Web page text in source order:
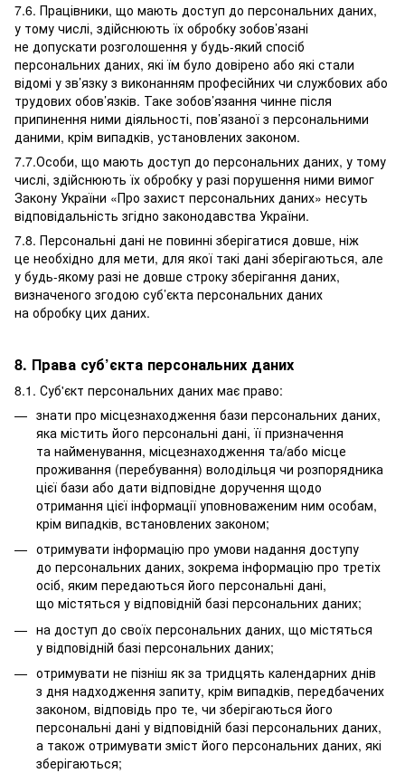
7.6. Працівники, що мають доступ до персональних даних,
у тому числі, здійснюють їх обробку зобов’язані
не допускати розголошення у будь-який спосіб
персональних даних, які їм було довірено або які стали
відомі у зв’язку з виконанням професійних чи службових або
трудових обов’язків. Таке зобов’язання чинне після
припинення ними діяльності, пов’язаної з персональними
даними, крім випадків, установлених законом.
7.7.Особи, що мають доступ до персональних даних, у тому
числі, здійснюють їх обробку у разі порушення ними вимог
Закону України «Про захист персональних даних» несуть
відповідальність згідно законодавства України.
7.8. Персональні дані не повинні зберігатися довше, ніж
це необхідно для мети, для якої такі дані зберігаються, але
у будь-якому разі не довше строку зберігання даних,
визначеного згодою суб’єкта персональних даних
на обробку цих даних.
8. Права суб’єкта персональних даних
8.1. Суб'єкт персональних даних має право:
знати про місцезнаходження бази персональних даних,
яка містить його персональні дані, її призначення
та найменування, місцезнаходження та/або місце
проживання (перебування) володільця чи розпорядника
цієї бази або дати відповідне доручення щодо
отримання цієї інформації уповноваженим ним особам,
крім випадків, встановлених законом;
отримувати інформацію про умови надання доступу
до персональних даних, зокрема інформацію про третіх
осіб, яким передаються його персональні дані,
що містяться у відповідній базі персональних даних;
на доступ до своїх персональних даних, що містяться
у відповідній базі персональних даних;
отримувати не пізніш як за тридцять календарних днів
з дня надходження запиту, крім випадків, передбачених
законом, відповідь про те, чи зберігаються його
персональні дані у відповідній базі персональних даних,
а також отримувати зміст його персональних даних, які
зберігаються;